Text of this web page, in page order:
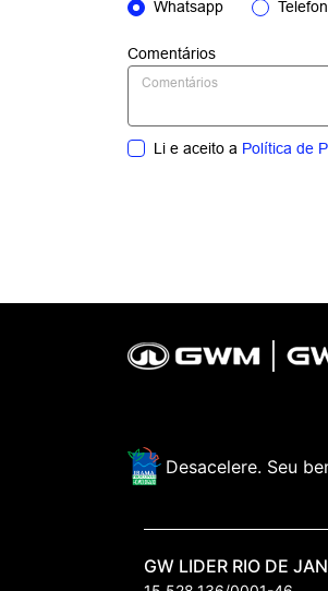
Whatsapp
Comentários
Li e aceito a Política de
Desacelere. Seu
GW LIDER RIO DE